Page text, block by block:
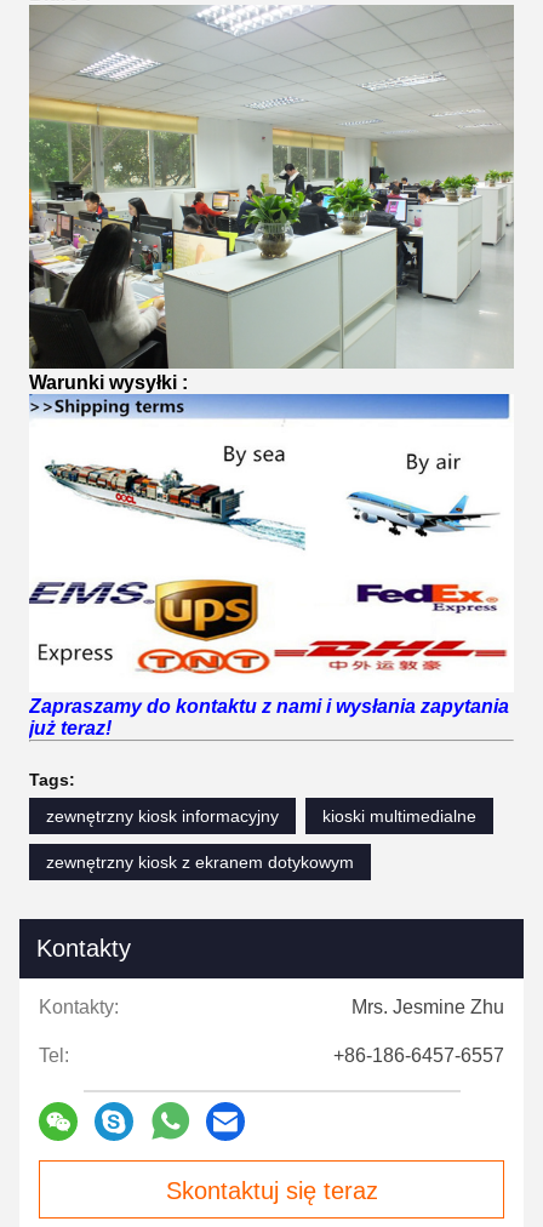
Warunki wysyłki :
Zapraszamy do kontaktu z nami i wysłania zapytania
już teraz!
Tags:
zewnętrzny kiosk informacyjny
kioski multimedialne
zewnętrzny kiosk z ekranem dotykowym
Kontakty
Kontakty: Mrs. Jesmine Zhu
Tel: +86-186-6457-6557
Skontaktuj się teraz